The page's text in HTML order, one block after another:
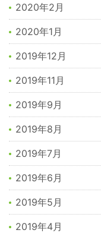
2020年2月
2020年1月
2019年12月
2019年11月
2019年9月
2019年8月
2019年7月
2019年6月
2019年5月
2019年4月